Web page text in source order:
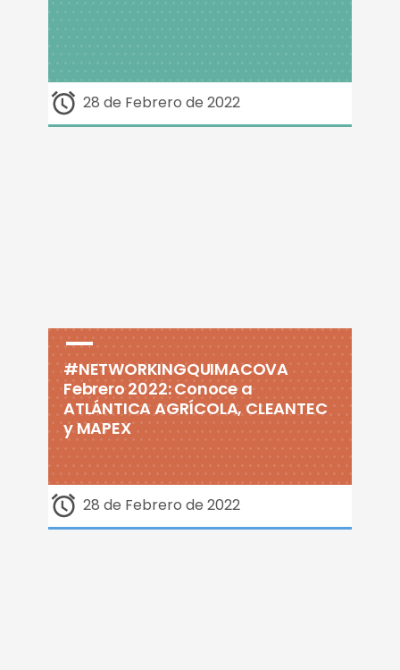
28 de Febrero de 2022
#NETWORKINGQUIMACOVA
Febrero 2022: Conoce a
ATLÁNTICA AGRÍCOLA, CLEANTEC
y MAPEX
28 de Febrero de 2022